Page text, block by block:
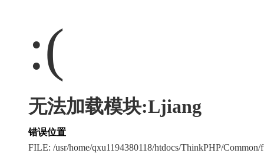
:(
无法加载模块:Ljiang
错误位置
FILE: /usr/home/qxu1194380118/htdocs/ThinkPHP/